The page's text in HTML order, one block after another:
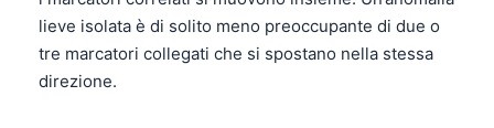
lieve isolata è di solito meno preoccupante di due o
tre marcatori collegati che si spostano nella stessa
direzione.
తెలుగు
தமிழ்
ગુજરાતી